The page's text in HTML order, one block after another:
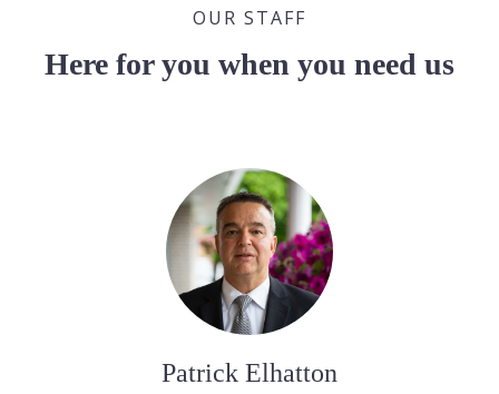
OUR STAFF
Here for you when you need us
Patrick Elhatton